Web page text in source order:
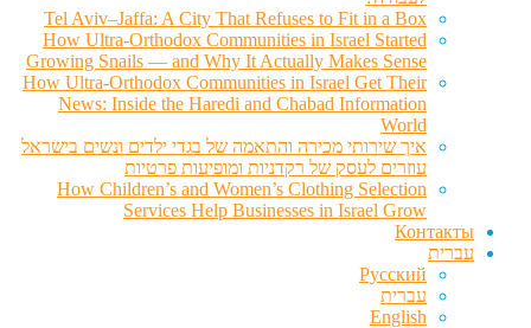
Tel Aviv–Jaffa: A City That Refuses to Fit in a Box
How Ultra-Orthodox Communities in Israel Started
Growing Snails — and Why It Actually Makes Sense
How Ultra-Orthodox Communities in Israel Get Their
News: Inside the Haredi and Chabad Information
World
איך שירותי מכירה והתאמה של בגדי ילדים ונשים בישראל
עוזרים לעסק של רקדניות ומופיעות פרטיות
How Children’s and Women’s Clothing Selection
Services Help Businesses in Israel Grow
Контакты
עברית
Русский
עברית
English